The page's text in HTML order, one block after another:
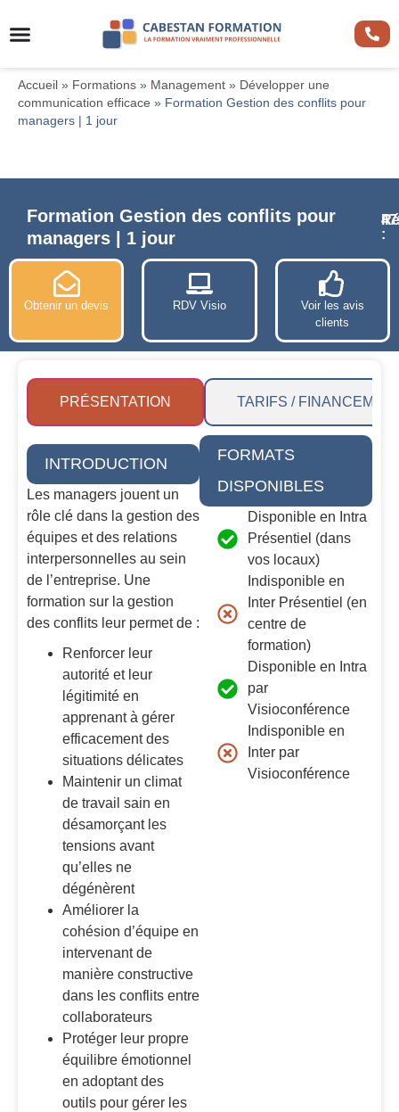
Accueil » Formations » Management » Développer une
communication efficace » Formation Gestion des conflits pour
managers | 1 jour
Formation Gestion des conflits pour
managers | 1 jour
:
Obtenir un devis RDV Visio
Voir les avis
clients
PRÉSENTATION TARIFS /
INTRODUCTION
Les managers jouent un
rôle clé dans la gestion des
équipes et des relations
interpersonnelles au sein
de l’entreprise. Une
formation sur la gestion
des conflits leur permet de :
Renforcer leur
autorité et leur
légitimité en
apprenant à gérer
efficacement des
situations délicates
Maintenir un climat
de travail sain en
désamorçant les
tensions avant
qu’elles ne
dégénèrent
Améliorer la
cohésion d’équipe en
intervenant de
manière constructive
dans les conflits entre
collaborateurs
Protéger leur propre
équilibre émotionnel
en adoptant des
outils pour gérer les
FORMATS
DISPONIBLES
Disponible en Intra
Présentiel (dans
vos locaux)
Indisponible en
Inter Présentiel (en
centre de
formation)
Disponible en Intra
par
Visioconférence
Indisponible en
Inter par
Visioconférence